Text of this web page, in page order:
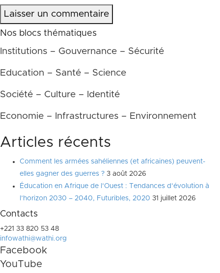
Laisser un commentaire
Nos blocs thématiques
Institutions – Gouvernance – Sécurité
Education – Santé – Science
Société – Culture – Identité
Economie – Infrastructures – Environnement
Articles récents
Comment les armées sahéliennes (et africaines) peuvent-
elles gagner des guerres ? 3 août 2026
Éducation en Afrique de l’Ouest : Tendances d’évolution à
l’horizon 2030 – 2040, Futuribles, 2020 31 juillet 2026
Contacts
+221 33 820 53 48
infowathi@wathi.org
Facebook
YouTube